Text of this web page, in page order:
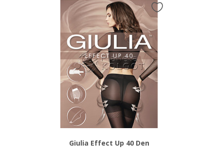
Giulia Effect Up 40 Den